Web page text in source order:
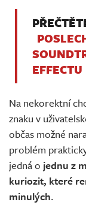
EFFECTU
Na nekorektní
znaku v
občas možné
problém
jedná o jednu z
kuriozit, které
minulých.